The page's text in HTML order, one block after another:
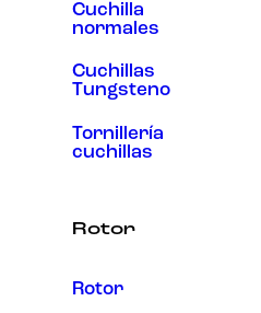
Cuchilla
normales
Cuchillas
Tungsteno
Tornillería
cuchillas
Rotor
Rotor